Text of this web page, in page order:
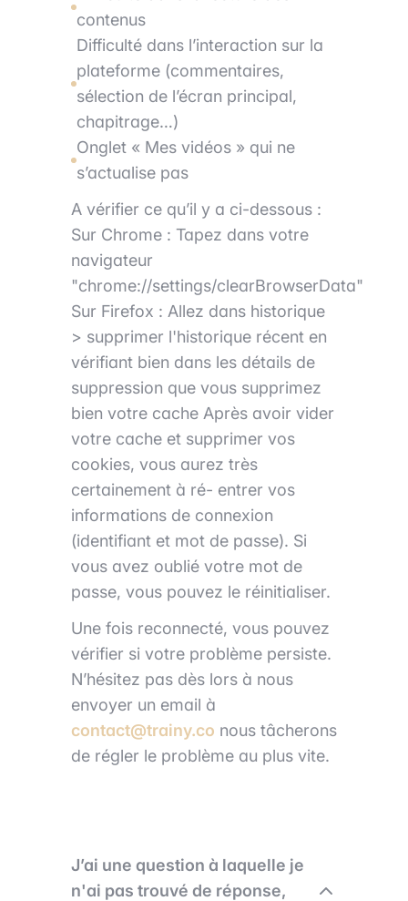
contenus
Difficulté dans l’interaction sur la
plateforme (commentaires,
sélection de l’écran principal,
chapitrage…)
Onglet « Mes vidéos » qui ne
s’actualise pas
A vérifier ce qu’il y a ci-dessous :
Sur Chrome : Tapez dans votre
navigateur
"chrome://settings/clearBrowserData"
Sur Firefox : Allez dans historique
> supprimer l'historique récent en
vérifiant bien dans les détails de
suppression que vous supprimez
bien votre cache Après avoir vider
votre cache et supprimer vos
cookies, vous aurez très
certainement à ré- entrer vos
informations de connexion
(identifiant et mot de passe). Si
vous avez oublié votre mot de
passe, vous pouvez le réinitialiser.
Une fois reconnecté, vous pouvez
vérifier si votre problème persiste.
N’hésitez pas dès lors à nous
envoyer un email à
contact@trainy.co nous tâcherons
de régler le problème au plus vite.
J’ai une question à laquelle je
n'ai pas trouvé de réponse,